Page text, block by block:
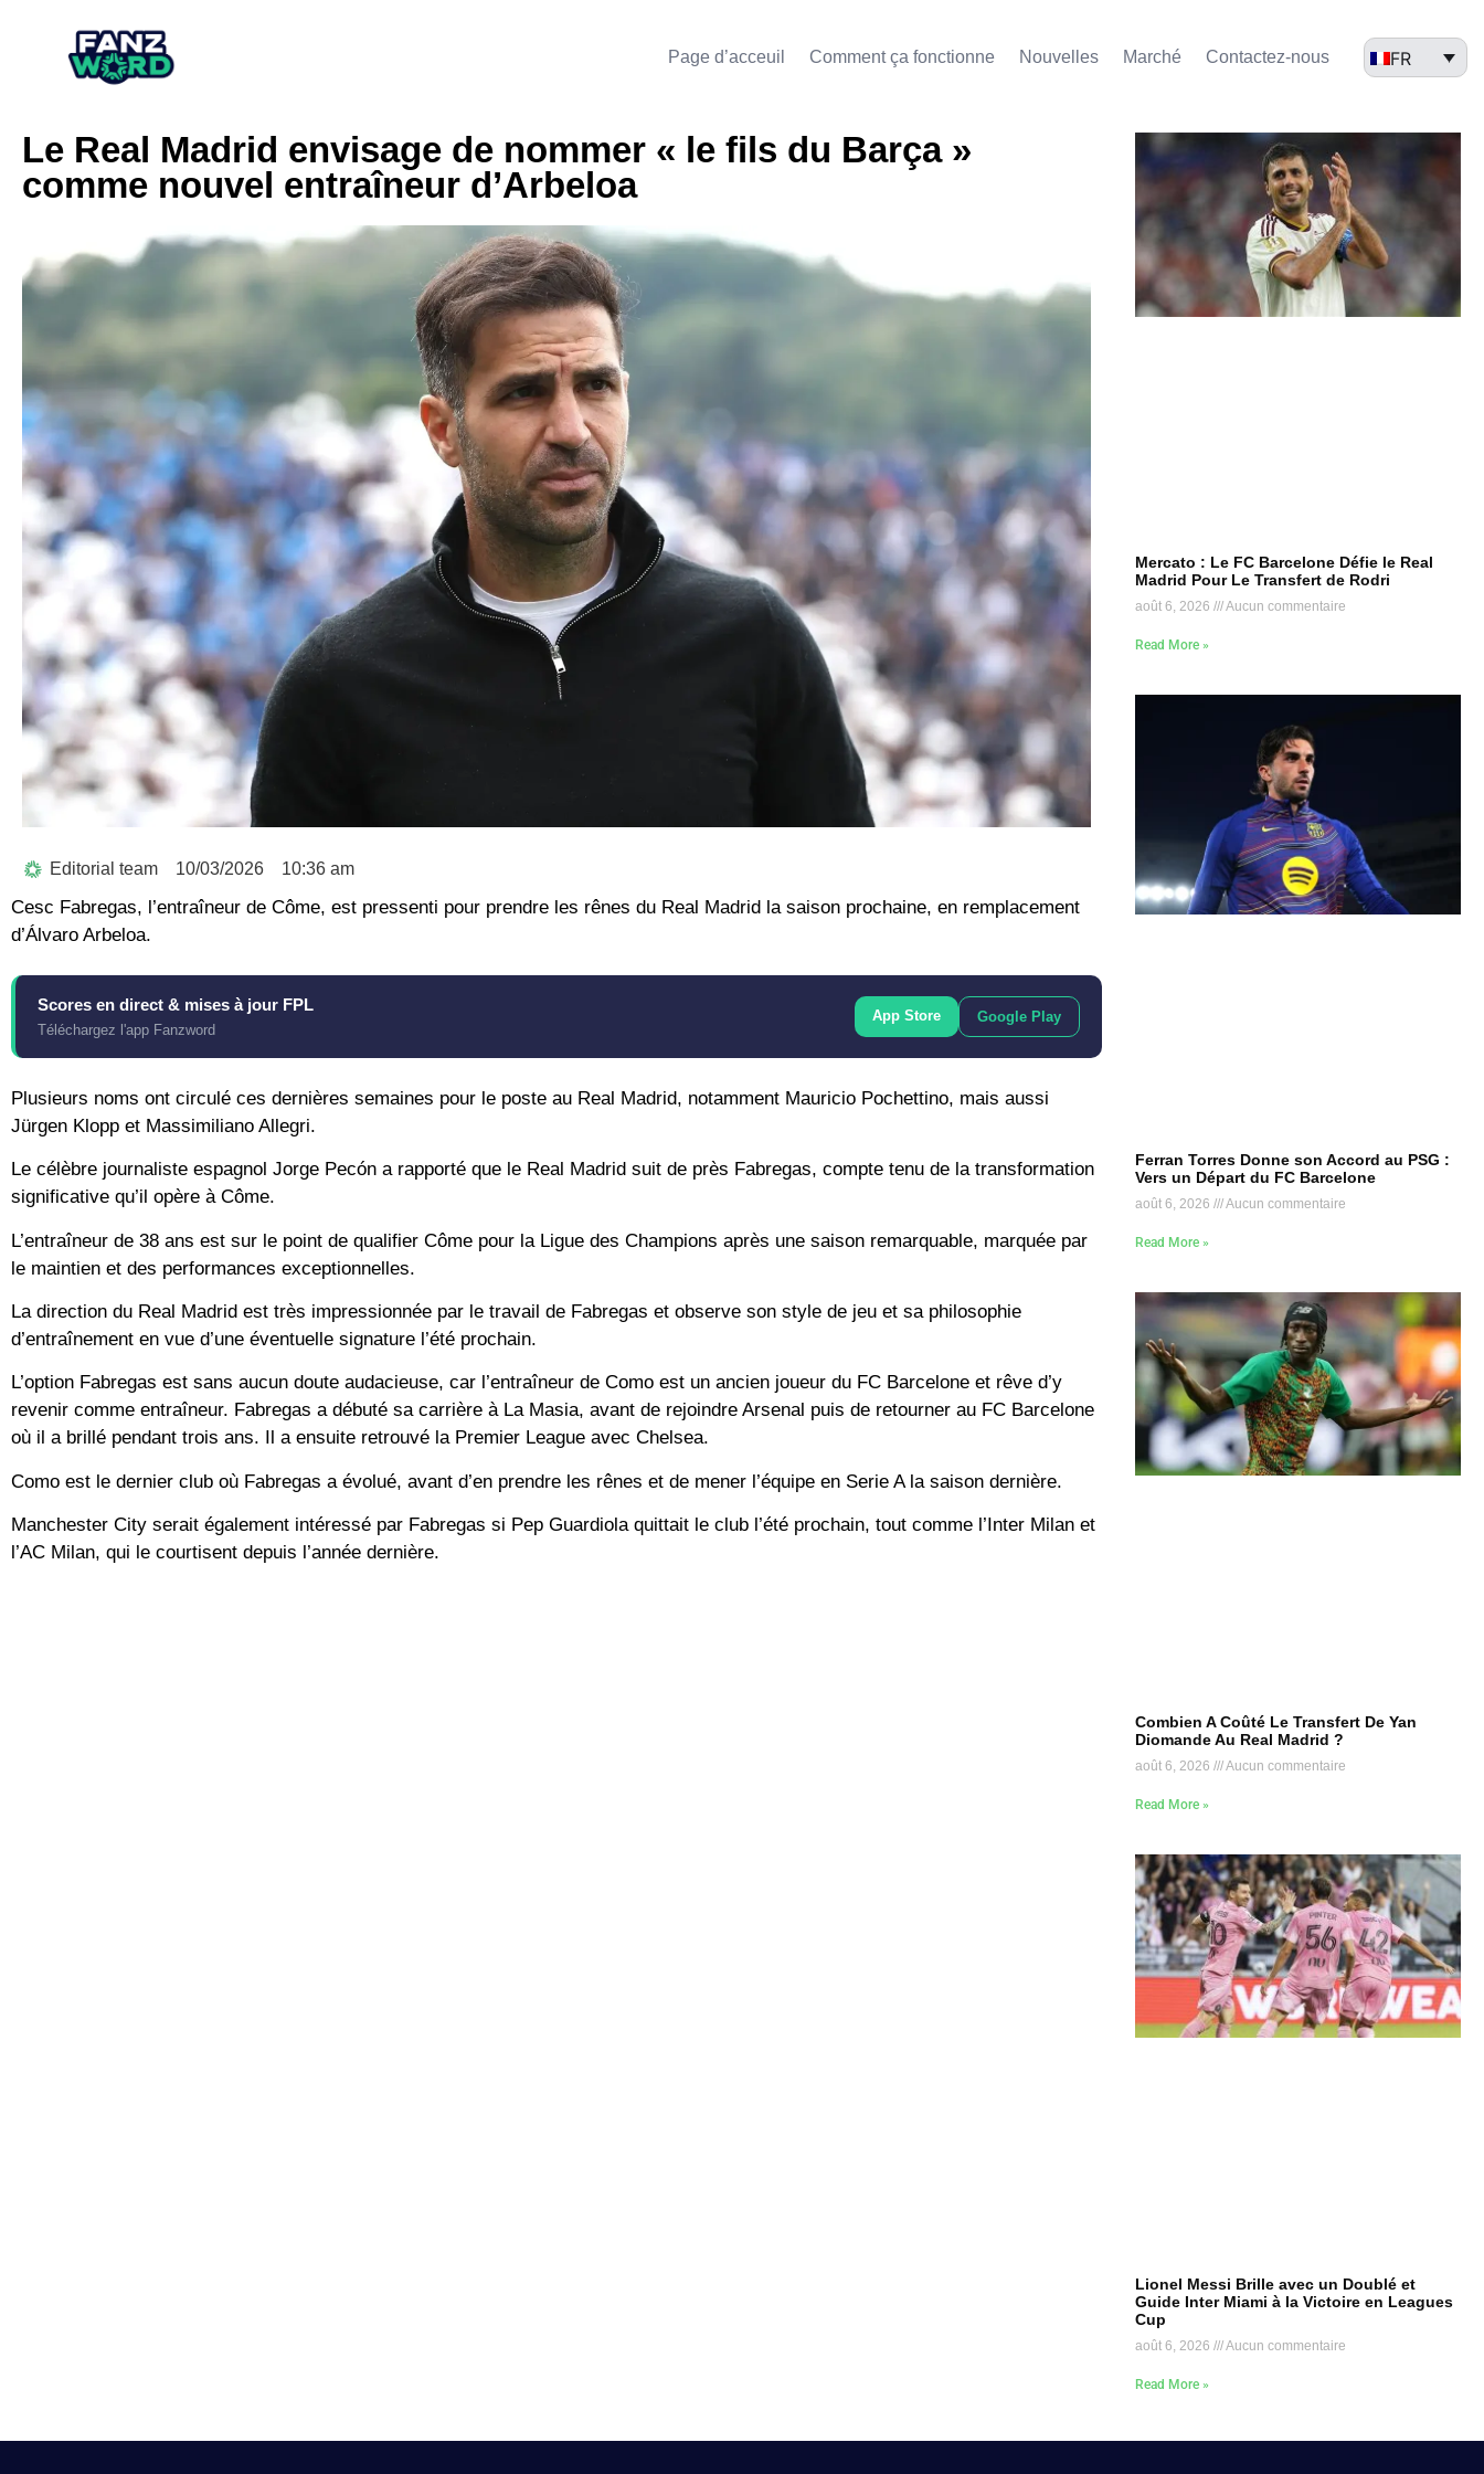
Page d’acceuil Comment ça fonctionne Nouvelles Marché​ Contactez-nous FR
Le Real Madrid envisage de nommer « le fils du Barça »
comme nouvel entraîneur d’Arbeloa
Editorial team 10/03/2026 10:36 am
Cesc Fabregas, l’entraîneur de Côme, est pressenti pour prendre les rênes du Real Madrid la saison prochaine, en remplacement
d’Álvaro Arbeloa.
Scores en direct & mises à jour FPL
Téléchargez l'app Fanzword
App Store Google Play
Plusieurs noms ont circulé ces dernières semaines pour le poste au Real Madrid, notamment Mauricio Pochettino, mais aussi
Jürgen Klopp et Massimiliano Allegri.
Le célèbre journaliste espagnol Jorge Pecón a rapporté que le Real Madrid suit de près Fabregas, compte tenu de la transformation
significative qu’il opère à Côme.
L’entraîneur de 38 ans est sur le point de qualifier Côme pour la Ligue des Champions après une saison remarquable, marquée par
le maintien et des performances exceptionnelles.
La direction du Real Madrid est très impressionnée par le travail de Fabregas et observe son style de jeu et sa philosophie
d’entraînement en vue d’une éventuelle signature l’été prochain.
L’option Fabregas est sans aucun doute audacieuse, car l’entraîneur de Como est un ancien joueur du FC Barcelone et rêve d’y
revenir comme entraîneur. Fabregas a débuté sa carrière à La Masia, avant de rejoindre Arsenal puis de retourner au FC Barcelone
où il a brillé pendant trois ans. Il a ensuite retrouvé la Premier League avec Chelsea.
Como est le dernier club où Fabregas a évolué, avant d’en prendre les rênes et de mener l’équipe en Serie A la saison dernière.
Manchester City serait également intéressé par Fabregas si Pep Guardiola quittait le club l’été prochain, tout comme l’Inter Milan et
l’AC Milan, qui le courtisent depuis l’année dernière.
Mercato : Le FC Barcelone Défie le Real
Madrid Pour Le Transfert de Rodri
août 6, 2026 Aucun commentaire
Read More »
Ferran Torres Donne son Accord au PSG :
Vers un Départ du FC Barcelone
août 6, 2026 Aucun commentaire
Read More »
Combien A Coûté Le Transfert De Yan
Diomande Au Real Madrid ?
août 6, 2026 Aucun commentaire
Read More »
Lionel Messi Brille avec un Doublé et
Guide Inter Miami à la Victoire en Leagues
Cup
août 6, 2026 Aucun commentaire
Read More »